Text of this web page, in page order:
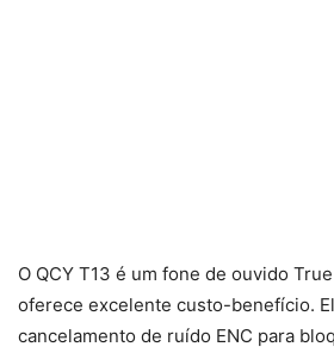
O QCY T13 é um fone de ouvido
oferece excelente custo-benefício.
cancelamento de ruído ENC para